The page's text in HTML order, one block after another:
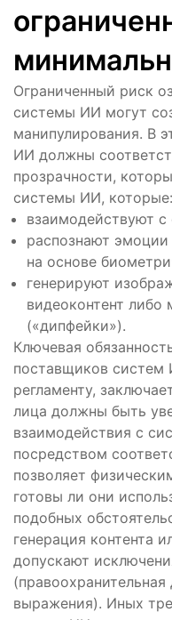
Ограниченный риск
системы ИИ могут
манипулирования. В
ИИ должны
прозрачности,
системы ИИ, которые:
взаимодействуют
распознают
на основе
генерируют
видеоконтент
(«дипфейки»).
Ключевая
поставщиков систем
регламенту,
лица должны быть
взаимодействия с
посредством
позволяет
готовы ли они
подобных
генерация контента
допускают
выражения). Иных